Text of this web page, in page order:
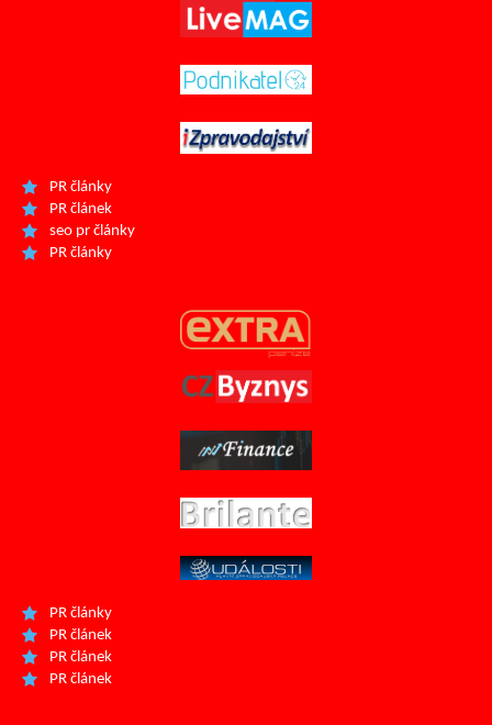
PR články
PR článek
seo pr články
PR články
PR články
PR článek
PR článek
PR článek